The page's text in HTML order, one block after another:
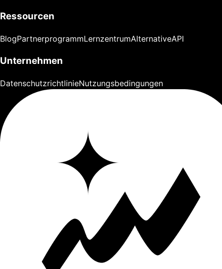
Ressourcen
BlogPartnerprogrammLernzentrumAlternativeAPI
Unternehmen
DatenschutzrichtlinieNutzungsbedingungen